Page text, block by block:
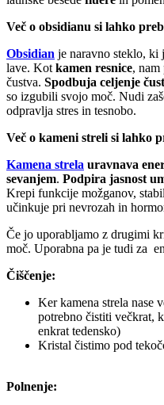
Več o obsidianu si lahko
Obsidian je naravno steklo, ki
lave. Kot kamen resnice, nam
čustva. Spodbuja celjenje
so izgubili svojo moč. Nudi
odpravlja stres in tesnobo.
Več o kameni streli si lahko
Kamena strela uravnava
sevanjem. Podpira jasnost
Krepi funkcije možganov,
učinkuje pri nevrozah in
Če jo uporabljamo z drugimi
moč. Uporabna pa je tudi za
Čiščenje:
Ker kamena strela nase
potrebno čistiti večkrat,
enkrat tedensko)
Kristal čistimo pod
Polnenje: